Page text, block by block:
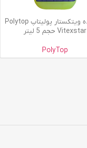
شوینده ویتکستار پولیتاپ Polytop
Vitexstar حجم 5 لیتر
PolyTop